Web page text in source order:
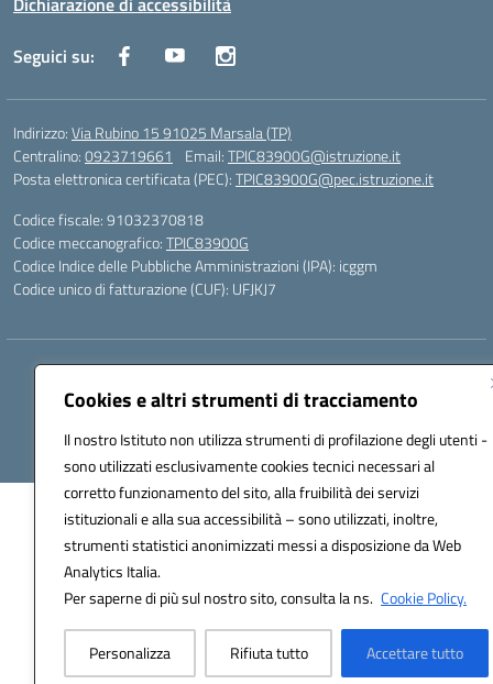
Cookies e altri strumenti di tracciamento
Il nostro Istituto non utilizza strumenti di profilazione degli utenti -
sono utilizzati esclusivamente cookies tecnici necessari al
corretto funzionamento del sito, alla fruibilità dei servizi
istituzionali e alla sua accessibilità – sono utilizzati, inoltre,
strumenti statistici anonimizzati messi a disposizione da Web
Analytics Italia.
Per saperne di più sul nostro sito, consulta la ns. Cookie Policy.
Personalizza Rifiuta tutto Accettare tutto
Seguici su:
Indirizzo:Via Rubino 15 91025 Marsala (TP)
Centralino:0923719661 Email:TPIC83900G@istruzione.it
Posta elettronica certificata (PEC):TPIC83900G@pec.istruzione.it
Codice fiscale: 91032370818
Codice meccanografico:TPIC83900G
Codice Indice delle Pubbliche Amministrazioni (IPA): icggm
Codice unico di fatturazione (CUF): UFJKJ7
Hosting & Powered by 3D Solution S.r.l.
Concept & Design by Designers Italia